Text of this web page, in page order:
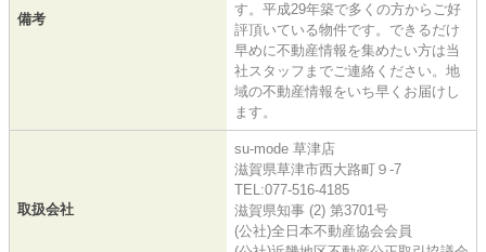
備考
す。平成29年築で多くの方からご好
評頂いている物件です。できるだけ
早めに不動産情報を集めたい方は当
社スタッフまでご連絡ください。地
域の不動産情報をいち早くお届けし
ます。
取扱会社
su-mode 草津店
滋賀県草津市西大路町９-7
TEL:077-516-4185
滋賀県知事 (2) 第3701号
(公社)全日本不動産協会会員